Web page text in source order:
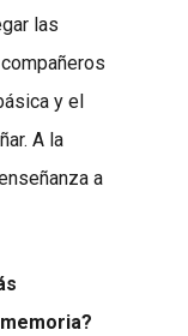
las
y el
A la
a